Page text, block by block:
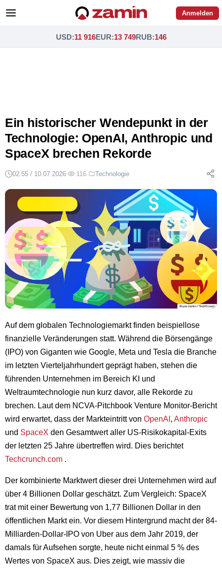
Anmelden
USD:11 916EUR:13 749RUB:146
Ein historischer Wendepunkt in der
Technologie: OpenAI, Anthropic und
SpaceX brechen Rekorde
02:55 / 10.07.2026· 116· Technologie
Auf dem globalen Technologiemarkt finden beispiellose
finanzielle Veränderungen statt. Während die Börsengänge
(IPO) von Giganten wie Google, Meta und Tesla die Branche
im letzten Vierteljahrhundert geprägt haben, stehen die
führenden Unternehmen im Bereich KI und
Weltraumtechnologie nun kurz davor, alle Rekorde zu
brechen. Laut dem NCVA-Pitchbook Venture Monitor-Bericht
wird erwartet, dass der Markteintritt von OpenAI , Anthropic
und SpaceX den Gesamtwert aller US-Risikokapital-Exits
der letzten 25 Jahre übertreffen wird. Dies berichtet
Techcrunch.com .
Der kombinierte Marktwert dieser drei Unternehmen wird auf
über 4 Billionen Dollar geschätzt. Zum Vergleich: SpaceX
trat mit einer Bewertung von 1,77 Billionen Dollar in den
öffentlichen Markt ein. Vor diesem Hintergrund macht der 84-
Milliarden-Dollar-IPO von Uber aus dem Jahr 2019, der
damals für Aufsehen sorgte, heute nicht einmal 5 % des
Wertes von SpaceX aus. Dies zeigt, wie massiv die